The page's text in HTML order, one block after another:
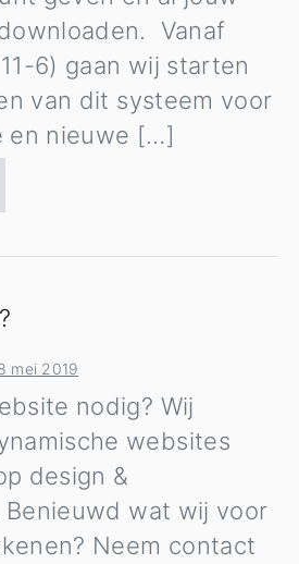
Vanaf
6) gaan wij starten
van dit systeem voor
en nieuwe […]
mei 2019
nodig? Wij
websites
design &
wat wij voor
Neem contact